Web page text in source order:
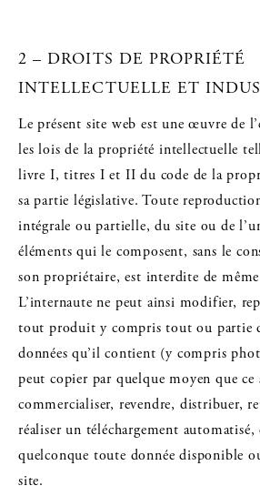
2 – DROITS DE PROPRIÉTÉ
INTELLECTUELLE ET
Le présent site web est une œuvre de
les lois de la propriété intellectuelle
livre I, titres I et II du code de la
sa partie législative. Toute
intégrale ou partielle, du site ou de
éléments qui le composent, sans le
son propriétaire, est interdite de
L’internaute ne peut ainsi modifier,
tout produit y compris tout ou partie
données qu’il contient (y compris
peut copier par quelque moyen que ce
commercialiser, revendre, distribuer,
réaliser un téléchargement
quelconque toute donnée disponible
site.